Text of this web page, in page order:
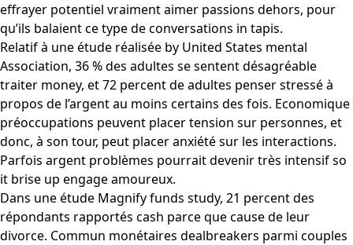
effrayer potentiel vraiment aimer passions dehors, pour
qu’ils balaient ce type de conversations in tapis.
Relatif à une étude réalisée by United States mental
Association, 36 % des adultes se sentent désagréable
traiter money, et 72 percent de adultes penser stressé à
propos de l’argent au moins certains des fois. Economique
préoccupations peuvent placer tension sur personnes, et
donc, à son tour, peut placer anxiété sur les interactions.
Parfois argent problèmes pourrait devenir très intensif so
it brise up engage amoureux.
Dans une étude Magnify funds study, 21 percent des
répondants rapportés cash parce que cause de leur
divorce. Commun monétaires dealbreakers parmi couples